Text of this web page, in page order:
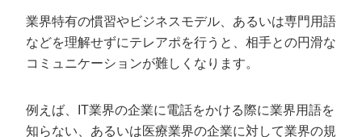
業界特有の慣習やビジネスモデル、あるいは専門用語
などを理解せずにテレアポを行うと、相手との円滑な
コミュニケーションが難しくなります。
例えば、IT業界の企業に電話をかける際に業界用語を
知らない、あるいは医療業界の企業に対して業界の規